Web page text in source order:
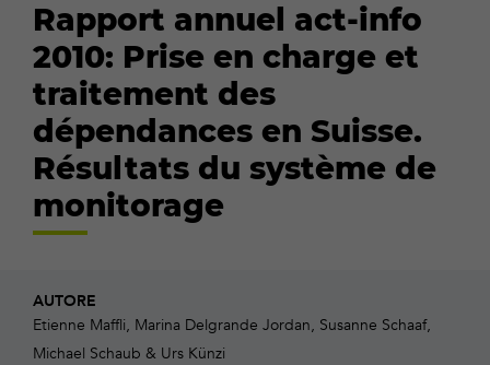
Rapport annuel act-info
2010: Prise en charge et
traitement des
dépendances en Suisse.
Résultats du système de
monitorage
AUTORE
Etienne Maffli, Marina Delgrande Jordan, Susanne Schaaf,
Michael Schaub & Urs Künzi